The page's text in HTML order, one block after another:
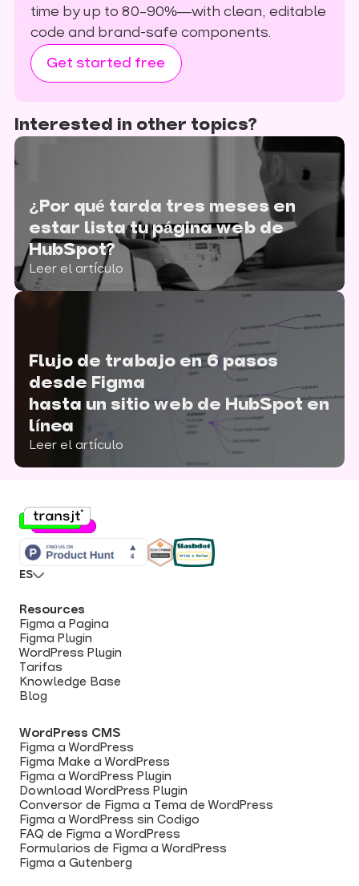
time by up to 80–90%—with clean, editable
code and brand-safe components.
Get started free
Interested in other topics?
¿Por qué tarda tres meses en
estar lista tu página web de
HubSpot?
Leer el artículo
Flujo de trabajo en 6 pasos
desde Figma
hasta un sitio web de HubSpot en
línea
Leer el artículo
Resources
Figma a Pagina
Figma Plugin
WordPress Plugin
Tarifas
Knowledge Base
Blog
WordPress CMS
Figma a WordPress
Figma Make a WordPress
Figma a WordPress Plugin
Download WordPress Plugin
Conversor de Figma a Tema de WordPress
Figma a WordPress sin Codigo
FAQ de Figma a WordPress
Formularios de Figma a WordPress
Figma a Gutenberg
ES